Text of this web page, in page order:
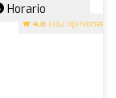
4.8 (182 opiniones)
Horario